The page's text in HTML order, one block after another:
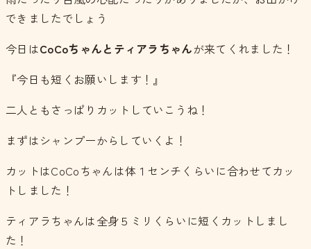
できましたでしょう
今日はCoCoちゃんとティアラちゃんが来てくれました！
『今日も短くお願いします！』
二人ともさっぱりカットしていこうね！
まずはシャンプーからしていくよ！
カットはCoCoちゃんは体１センチくらいに合わせてカッ
トしました！
ティアラちゃんは全身５ミリくらいに短くカットしまし
た！